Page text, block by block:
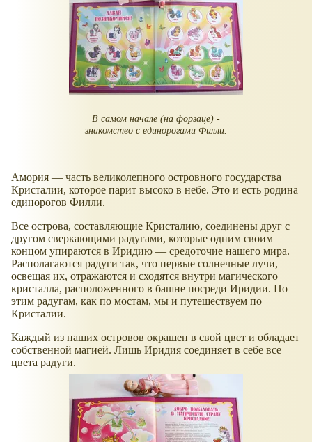
В самом начале (на форзаце) -
знакомство с единорогами Филли.
Амория — часть великолепного островного государства
Кристалии, которое парит высоко в небе. Это и есть родина
единорогов Филли.
Все острова, составляющие Кристалию, соединены друг с
другом сверкающими радугами, которые одним своим
концом упираются в Иридию — средоточие нашего мира.
Располагаются радуги так, что первые солнечные лучи,
освещая их, отражаются и сходятся внутри магического
кристалла, расположенного в башне посреди Иридии. По
этим радугам, как по мостам, мы и путешествуем по
Кристалии.
Каждый из наших островов окрашен в свой цвет и обладает
собственной магией. Лишь Иридия соединяет в себе все
цвета радуги.